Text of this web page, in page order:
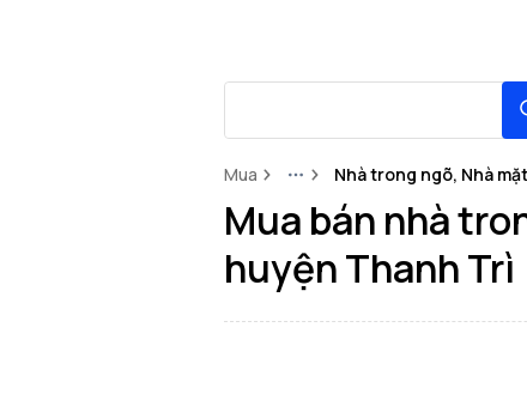
Mua MoreNhà trong ngõ, Nhà
Mua bán nhà
huyện Thanh Trì